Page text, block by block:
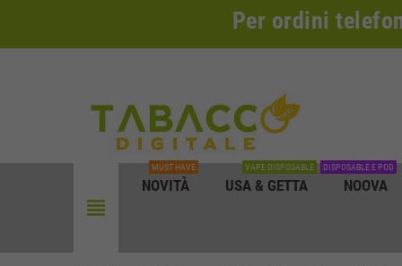
Per ordini
view_headline
NOVITÀ
MUST HAVE
USA & GETTA
VAPE DISPOSABLE
NOOVA
DISPOSABLE E POD